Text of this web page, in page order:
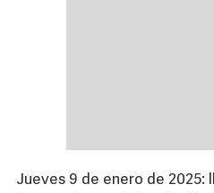
Jueves 9 de enero de 2025: